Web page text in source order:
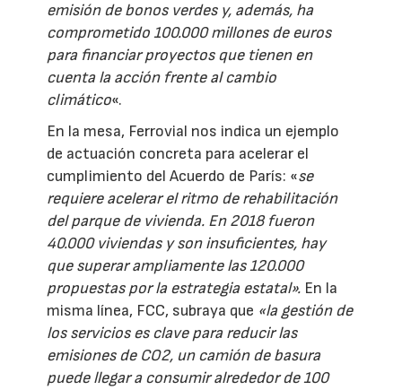
emisión de bonos verdes y, además, ha
comprometido 100.000 millones de euros
para financiar proyectos que tienen en
cuenta la acción frente al cambio
climático«.
En la mesa, Ferrovial nos indica un ejemplo
de actuación concreta para acelerar el
cumplimiento del Acuerdo de París: «se
requiere acelerar el ritmo de rehabilitación
del parque de vivienda. En 2018 fueron
40.000 viviendas y son insuficientes, hay
que superar ampliamente las 120.000
propuestas por la estrategia estatal». En la
misma línea, FCC, subraya que «la gestión de
los servicios es clave para reducir las
emisiones de CO2, un camión de basura
puede llegar a consumir alrededor de 100